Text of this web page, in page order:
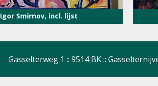
Igor Smirnov, incl. lijst
Gasselterweg 1 :: 9514 BK ::